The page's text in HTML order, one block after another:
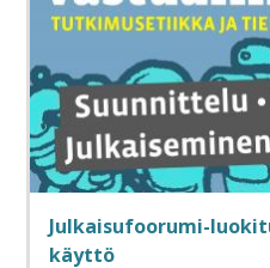
Julkaisufoorumi-
käyttö